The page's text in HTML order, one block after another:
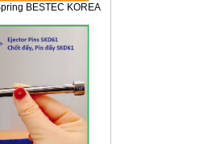
BESTEC KOREA